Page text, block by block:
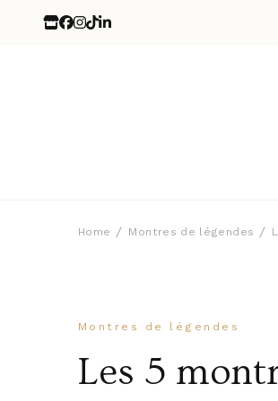
Home Montres de légendes
Montres de légendes
Les 5